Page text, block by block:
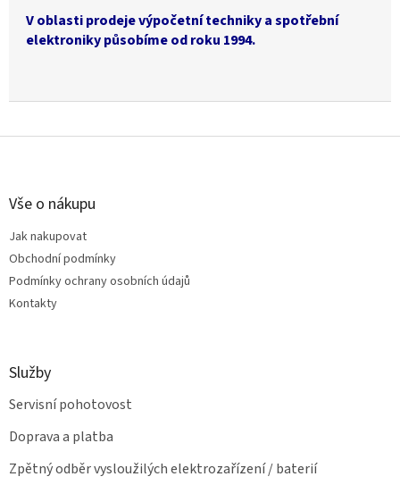
V oblasti prodeje výpočetní techniky a spotřební
elektroniky působíme od roku 1994.
Z
Vše o nákupu
Jak nakupovat
Obchodní podmínky
Podmínky ochrany osobních údajů
Kontakty
Služby
Servisní pohotovost
Doprava a platba
Zpětný odběr vysloužilých elektrozařízení / baterií